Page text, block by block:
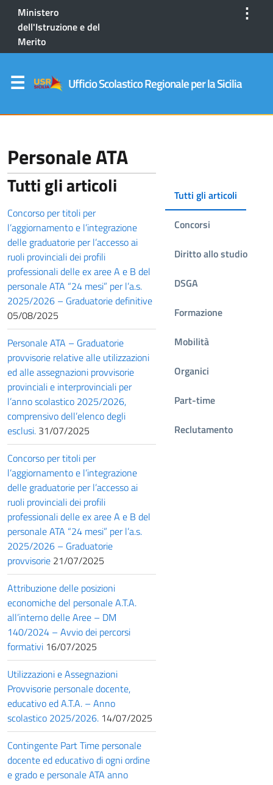
Ministero
dell'Istruzione e del
Merito
⋮
Ufficio Scolastico Regionale per la Sicilia
Personale ATA
Tutti gli articoli
Concorsi
Diritto allo studio
DSGA
Formazione
Mobilità
Organici
Part-time
Reclutamento
Tutti gli articoli
Concorso per titoli per
l’aggiornamento e l’integrazione
delle graduatorie per l’accesso ai
ruoli provinciali dei profili
professionali delle ex aree A e B del
personale ATA “24 mesi” per l’a.s.
2025/2026 – Graduatorie definitive
05/08/2025
Personale ATA – Graduatorie
provvisorie relative alle utilizzazioni
ed alle assegnazioni provvisorie
provinciali e interprovinciali per
l’anno scolastico 2025/2026,
comprensivo dell’elenco degli
esclusi. 31/07/2025
Concorso per titoli per
l’aggiornamento e l’integrazione
delle graduatorie per l’accesso ai
ruoli provinciali dei profili
professionali delle ex aree A e B del
personale ATA “24 mesi” per l’a.s.
2025/2026 – Graduatorie
provvisorie 21/07/2025
Attribuzione delle posizioni
economiche del personale A.T.A.
all’interno delle Aree – DM
140/2024 – Avvio dei percorsi
formativi 16/07/2025
Utilizzazioni e Assegnazioni
Provvisorie personale docente,
educativo ed A.T.A. – Anno
scolastico 2025/2026. 14/07/2025
Contingente Part Time personale
docente ed educativo di ogni ordine
e grado e personale ATA anno